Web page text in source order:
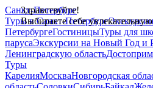
Здравствуйте!
Выбираете себе
Санкт-Петербург
Туры в Санкт-Петербург
ПетербургеГостиницыТуры для
парусаЭкскурсии на Новый Год и
Ленинградскую область
Туры
КарелияМоскваНовгородская